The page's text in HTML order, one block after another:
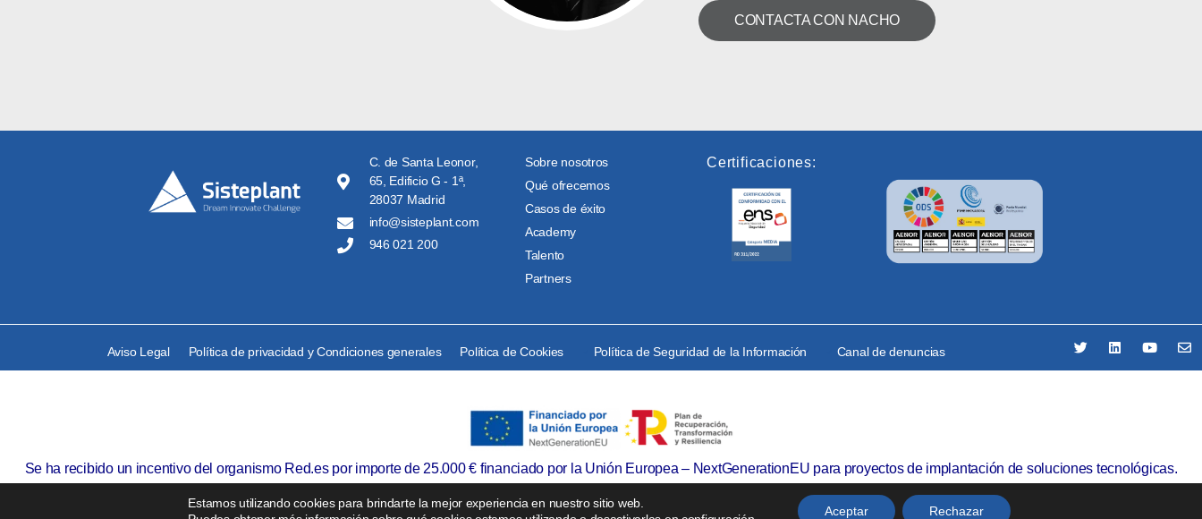
CONTACTA CON NACHO
C. de Santa Leonor,
65, Edificio G - 1ª,
28037 Madrid
info@sisteplant.com
946 021 200
Sobre nosotros
Qué ofrecemos
Casos de éxito
Academy
Talento
Partners
Certificaciones:
Aviso Legal Política de privacidad y Condiciones generales Política de Cookies Política de Seguridad de la Información Canal de denuncias
Se ha recibido un incentivo del organismo Red.es por importe de 25.000 € financiado por la Unión Europea – NextGenerationEU para proyectos de implantación de soluciones tecnológicas.
Estamos utilizando cookies para brindarte la mejor experiencia en nuestro sitio web.
Aceptar Rechazar